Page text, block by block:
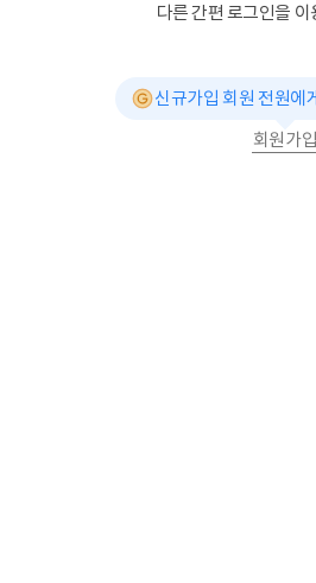
다른 간편 로그인을
신규가입 회원 전원에
회원가입